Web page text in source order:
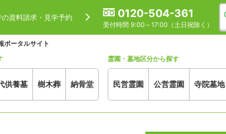
の資料請求・見学予約 0120-504-361
受付時間 9:00～17:00（土日祝除く）
ポータルサイト
供養墓 樹木葬 納骨堂
霊園・墓地区分から探す
民営霊園 公営霊園 寺院墓地